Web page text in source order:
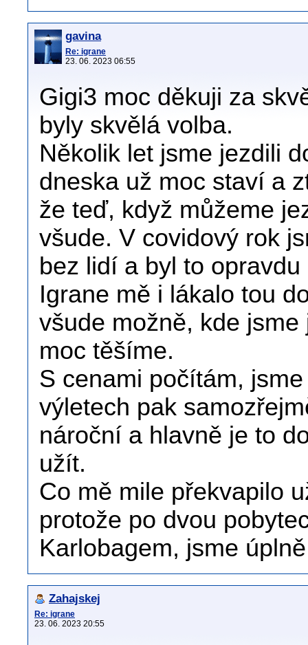
gavina
Re: igrane
23. 06. 2023 06:55
Gigi3 moc děkuji za
byly skvělá volba.
Několik let jsme jezdili
dneska už moc staví a
že teď, když můžeme
všude. V covidový rok
bez lidí a byl to
Igrane mě i lákalo tou
všude možně, kde
moc těšíme.
S cenami počítám,
výletech pak
nároční a hlavně je to
užít.
Co mě mile překvapilo
protože po dvou
Karlobagem, jsme
Zahajskej
Re: igrane
23. 06. 2023 20:55